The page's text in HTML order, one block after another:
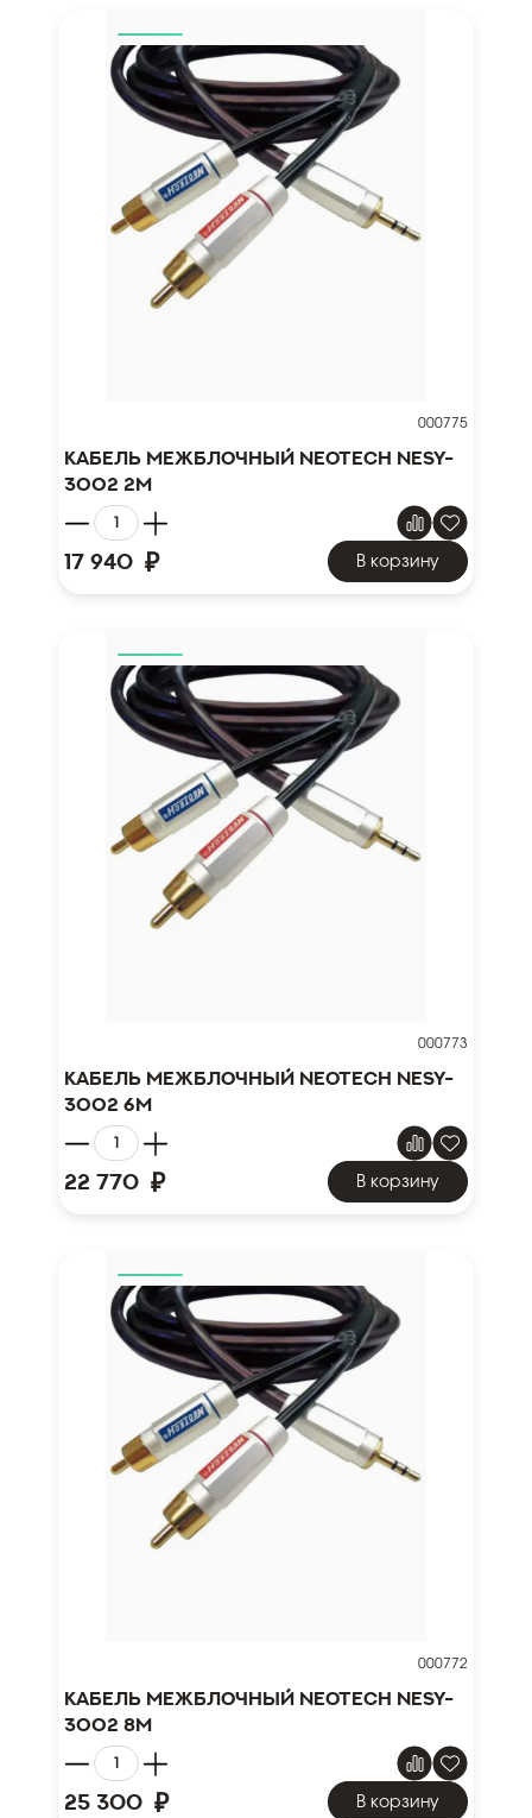
000775
Кабель межблочный NEOTECH NESY-
3002 2м
17 940 ₽ В корзину
000773
Кабель межблочный NEOTECH NESY-
3002 6м
22 770 ₽ В корзину
000772
Кабель межблочный NEOTECH NESY-
3002 8м
25 300 ₽ В корзину